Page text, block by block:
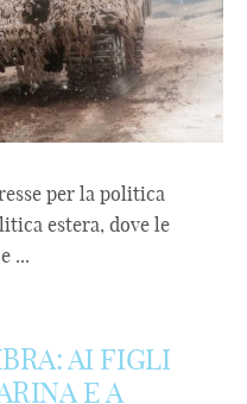
per la politica
estera, dove le
...
AI FIGLI
E A